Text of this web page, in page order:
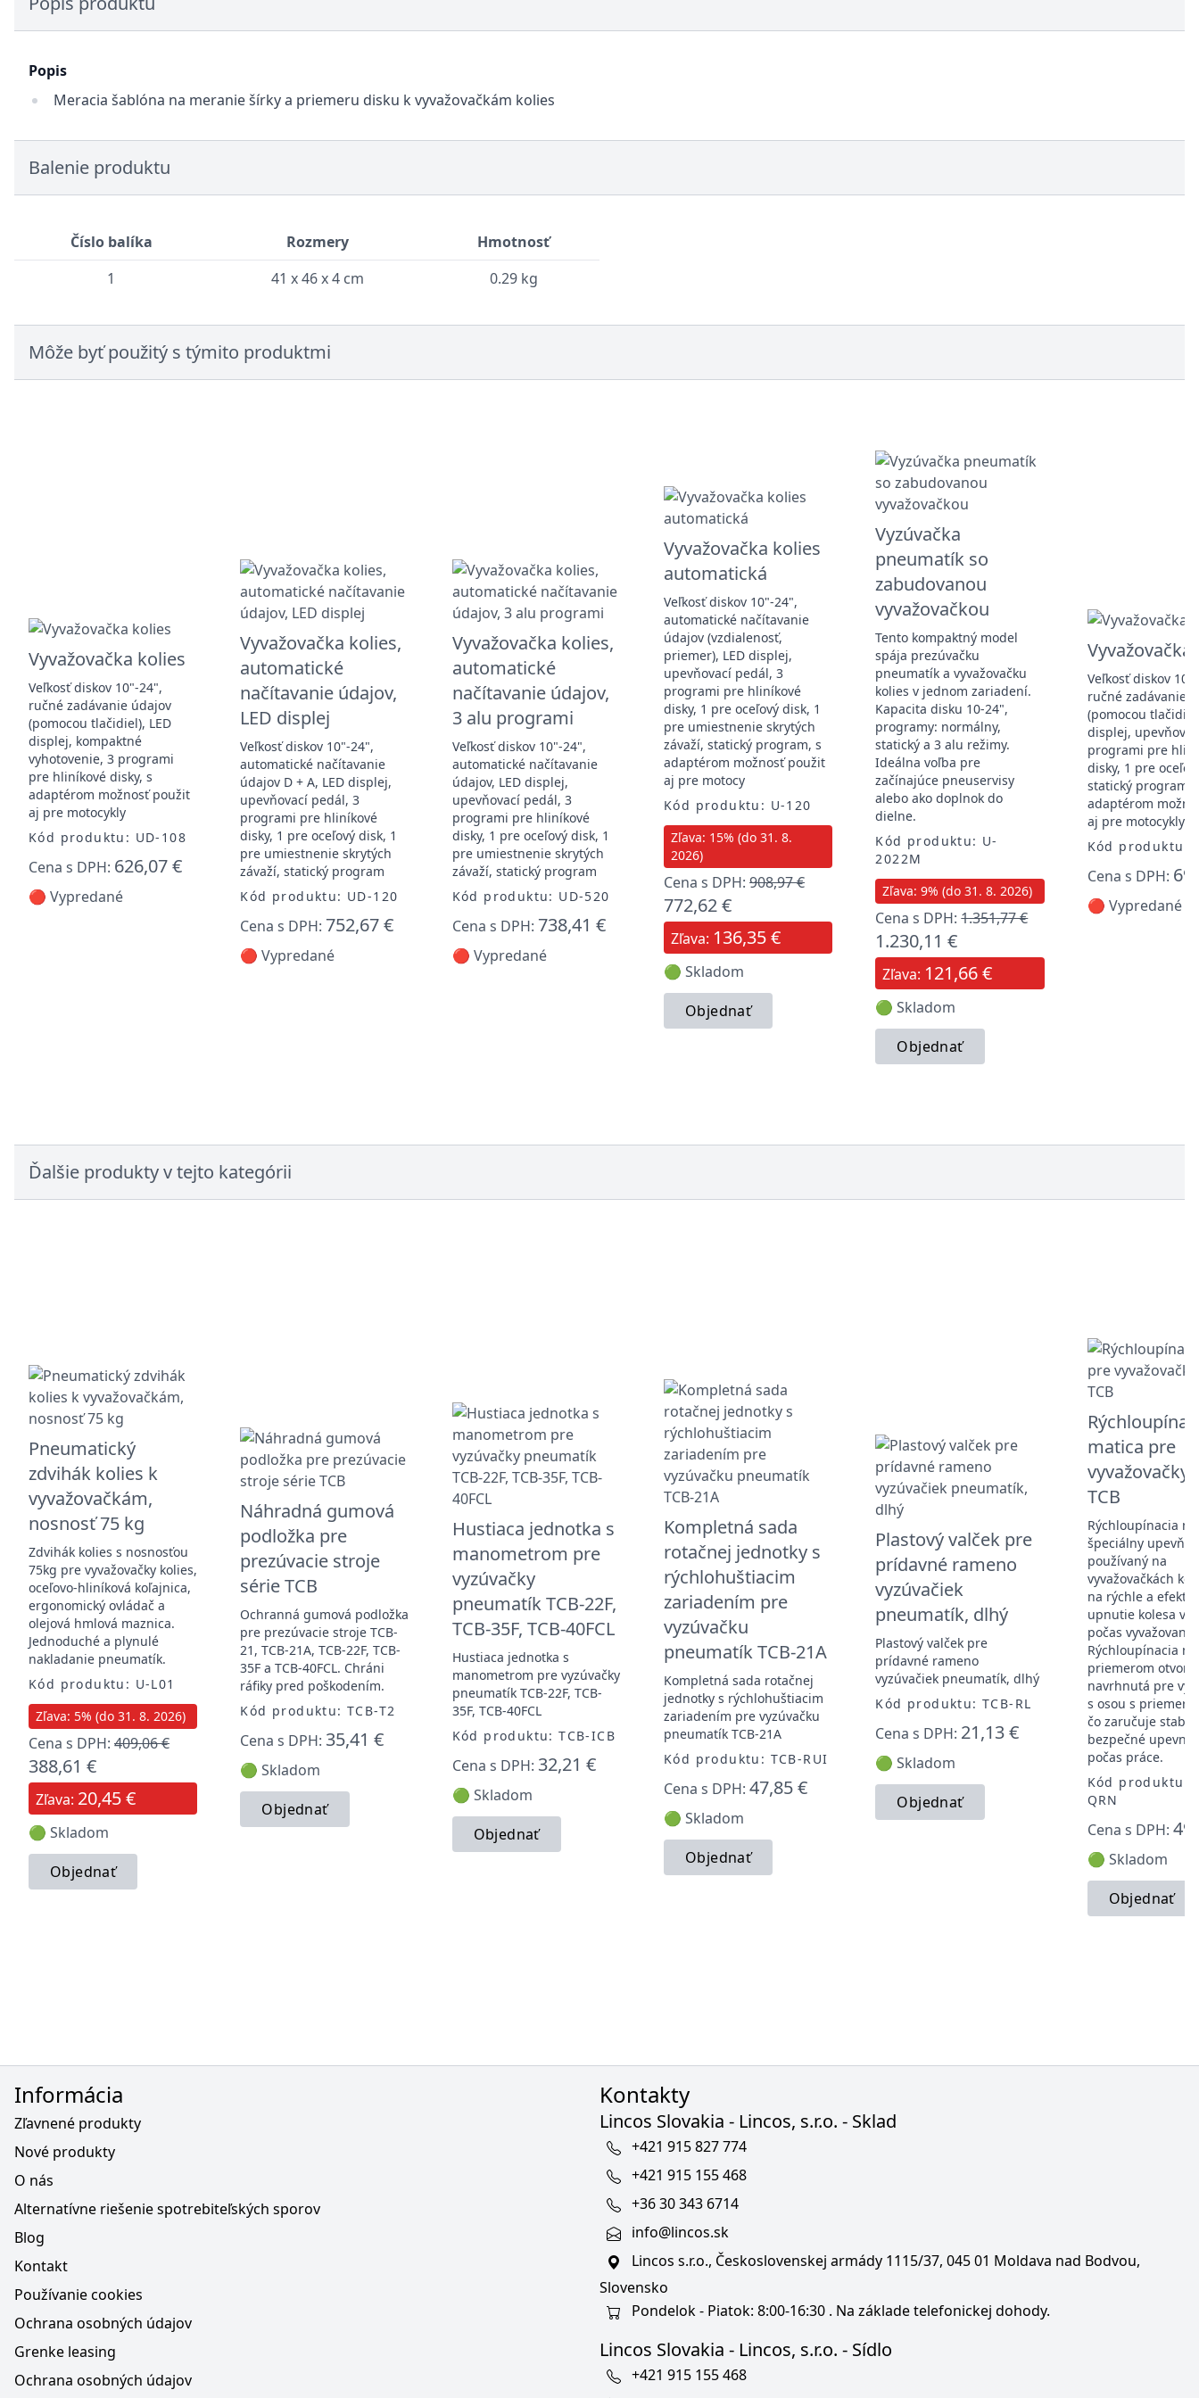
Popis
Meracia šablóna na meranie šírky a priemeru disku k vyvažovačkám kolies
Balenie produktu
Číslo balíka Rozmery
Hmotnosť
1
41 x 46 x 4 cm 0.29 kg
Môže byť použitý s týmito produktmi
Vyvažovačka kolies
Veľkosť diskov 10"-24",
ručné zadávanie údajov
(pomocou tlačidiel), LED
displej, kompaktné
vyhotovenie, 3 programi
pre hliníkové disky, s
adaptérom možnosť použit
aj pre motocykly
Kód produktu: UD-108
Cena s DPH: 626,07 €
🔴 Vypredané
Vyvažovačka kolies,
automatické
načítavanie údajov,
LED displej
Veľkosť diskov 10"-24",
automatické načítavanie
údajov D + A, LED displej,
upevňovací pedál, 3
programi pre hliníkové
disky, 1 pre oceľový disk, 1
pre umiestnenie skrytých
závaží, statický program
Kód produktu: UD-120
Cena s DPH: 752,67 €
🔴 Vypredané
Vyvažovačka kolies,
automatické
načítavanie údajov,
3 alu programi
Veľkosť diskov 10"-24",
automatické načítavanie
údajov, LED displej,
upevňovací pedál, 3
programi pre hliníkové
disky, 1 pre oceľový disk, 1
pre umiestnenie skrytých
závaží, statický program
Kód produktu: UD-520
Cena s DPH: 738,41 €
🔴 Vypredané
Vyvažovačka kolies
automatická
Veľkosť diskov 10"-24",
automatické načítavanie
údajov (vzdialenosť,
priemer), LED displej,
upevňovací pedál, 3
programi pre hliníkové
disky, 1 pre oceľový disk, 1
pre umiestnenie skrytých
závaží, statický program, s
adaptérom možnosť použit
aj pre motocy
Kód produktu: U-120
Zľava: 15% (do 31. 8.
2026)
Cena s DPH: 908,97 €
772,62 €
Zľava: 136,35 €
🟢 Skladom
Objednať
Vyzúvačka
pneumatík so
zabudovanou
vyvažovačkou
Tento kompaktný model
spája prezúvačku
pneumatík a vyvažovačku
kolies v jednom zariadení.
Kapacita disku 10-24",
programy: normálny,
statický a 3 alu režimy.
Ideálna voľba pre
začínajúce pneuservisy
alebo ako doplnok do
dielne.
Kód produktu: U-
2022M
Zľava: 9% (do 31. 8. 2026)
Cena s DPH:1.351,77 €
1.230,11 €
Zľava: 121,66 €
🟢 Skladom
Objednať
Vyvažovačka
Veľkosť diskov
ručné zadávanie
(pomocou
displej,
programi pre
disky, 1 pre
statický program,
adaptérom
aj pre motocykly
Kód produktu:
Cena s DPH:
🔴 Vypredané
Ďalšie produkty v tejto kategórii
Pneumatický
zdvihák kolies k
vyvažovačkám,
nosnosť 75 kg
Zdvihák kolies s nosnosťou
75kg pre vyvažovačky kolies,
oceľovo-hliníková koľajnica,
ergonomický ovládač a
olejová hmlová maznica.
Jednoduché a plynulé
nakladanie pneumatík.
Kód produktu: U-L01
Zľava: 5% (do 31. 8. 2026)
Cena s DPH: 409,06 €
388,61 €
Zľava: 20,45 €
🟢 Skladom
Objednať
Náhradná gumová
podložka pre
prezúvacie stroje
série TCB
Ochranná gumová podložka
pre prezúvacie stroje TCB-
21, TCB-21A, TCB-22F, TCB-
35F a TCB-40FCL. Chráni
ráfiky pred poškodením.
Kód produktu: TCB-T2
Cena s DPH: 35,41 €
🟢 Skladom
Objednať
Hustiaca jednotka s
manometrom pre
vyzúvačky
pneumatík TCB-22F,
TCB-35F, TCB-40FCL
Hustiaca jednotka s
manometrom pre vyzúvačky
pneumatík TCB-22F, TCB-
35F, TCB-40FCL
Kód produktu: TCB-ICB
Cena s DPH: 32,21 €
🟢 Skladom
Objednať
Kompletná sada
rotačnej jednotky s
rýchlohuštiacim
zariadením pre
vyzúvačku
pneumatík TCB-21A
Kompletná sada rotačnej
jednotky s rýchlohuštiacim
zariadením pre vyzúvačku
pneumatík TCB-21A
Kód produktu: TCB-RUI
Cena s DPH: 47,85 €
🟢 Skladom
Objednať
Plastový valček pre
prídavné rameno
vyzúvačiek
pneumatík, dlhý
Plastový valček pre
prídavné rameno
vyzúvačiek pneumatík, dlhý
Kód produktu: TCB-RL
Cena s DPH: 21,13 €
🟢 Skladom
Objednať
matica pre
vyvažovačky
TCB
Rýchloupínacia
špeciálny
používaný na
vyvažovačkách
na rýchle a
upnutie kolesa
počas
Rýchloupínacia
priemerom
navrhnutá pre
s osou s
čo zaručuje
bezpečné
počas práce.
Kód produktu:
QRN
Cena s DPH:
🟢 Skladom
Objednať
Informácia
Zľavnené produkty
Nové produkty
O nás
Alternatívne riešenie spotrebiteľských sporov
Blog
Kontakt
Používanie cookies
Ochrana osobných údajov
Grenke leasing
Ochrana osobných údajov
Kontakty
Lincos Slovakia - Lincos, s.r.o. - Sklad
+421 915 827 774
+421 915 155 468
+36 30 343 6714
info@lincos.sk
Lincos s.r.o., Československej armády 1115/37, 045 01 Moldava nad Bodvou,
Slovensko
Pondelok - Piatok: 8:00-16:30 . Na základe telefonickej dohody.
Lincos Slovakia - Lincos, s.r.o. - Sídlo
+421 915 155 468